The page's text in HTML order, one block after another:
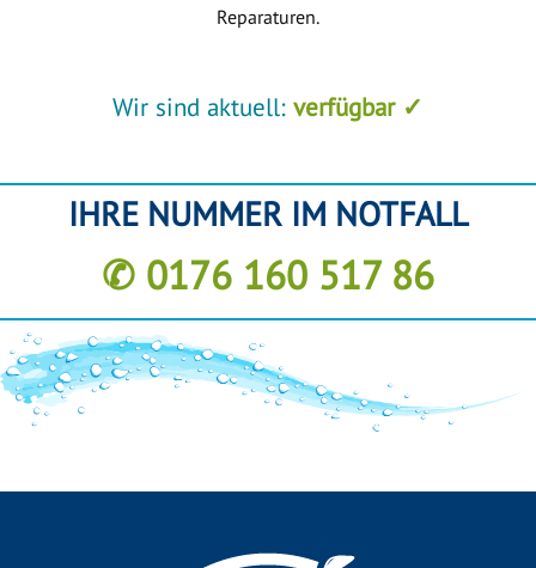
Reparaturen.
Wir sind aktuell: verfügbar ✓
IHRE NUMMER IM NOTFALL
✆ 0176 160 517 86